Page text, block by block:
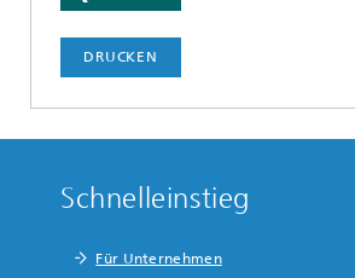
DRUCKEN
Schnelleinstieg
Für Unternehmen